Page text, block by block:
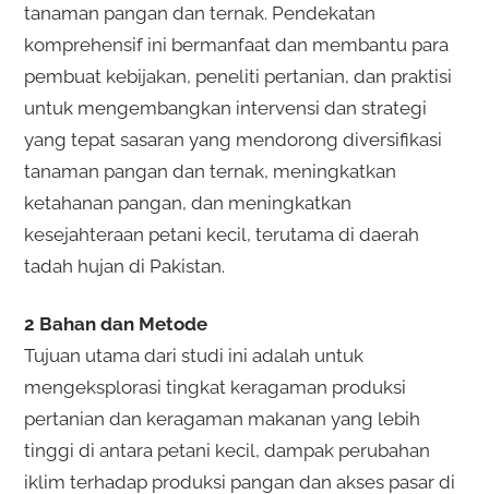
tanaman pangan dan ternak. Pendekatan
komprehensif ini bermanfaat dan membantu para
pembuat kebijakan, peneliti pertanian, dan praktisi
untuk mengembangkan intervensi dan strategi
yang tepat sasaran yang mendorong diversifikasi
tanaman pangan dan ternak, meningkatkan
ketahanan pangan, dan meningkatkan
kesejahteraan petani kecil, terutama di daerah
tadah hujan di Pakistan.
2 Bahan dan Metode
Tujuan utama dari studi ini adalah untuk
mengeksplorasi tingkat keragaman produksi
pertanian dan keragaman makanan yang lebih
tinggi di antara petani kecil, dampak perubahan
iklim terhadap produksi pangan dan akses pasar di